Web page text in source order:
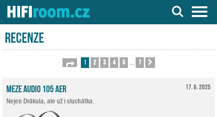
Server o Hi-Fi a AV technice
Recenze
Stránka 1z
1 2 3 4 5 7
17. 6. 2025
Meze Audio 105 AER
Nejen Drákula, ale už i sluchátka.